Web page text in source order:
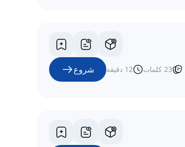
23 کلمات 12 دقیقه شروع